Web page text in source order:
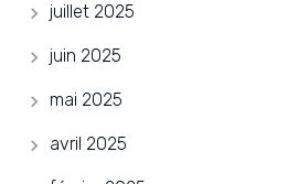
juillet 2025
juin 2025
mai 2025
avril 2025